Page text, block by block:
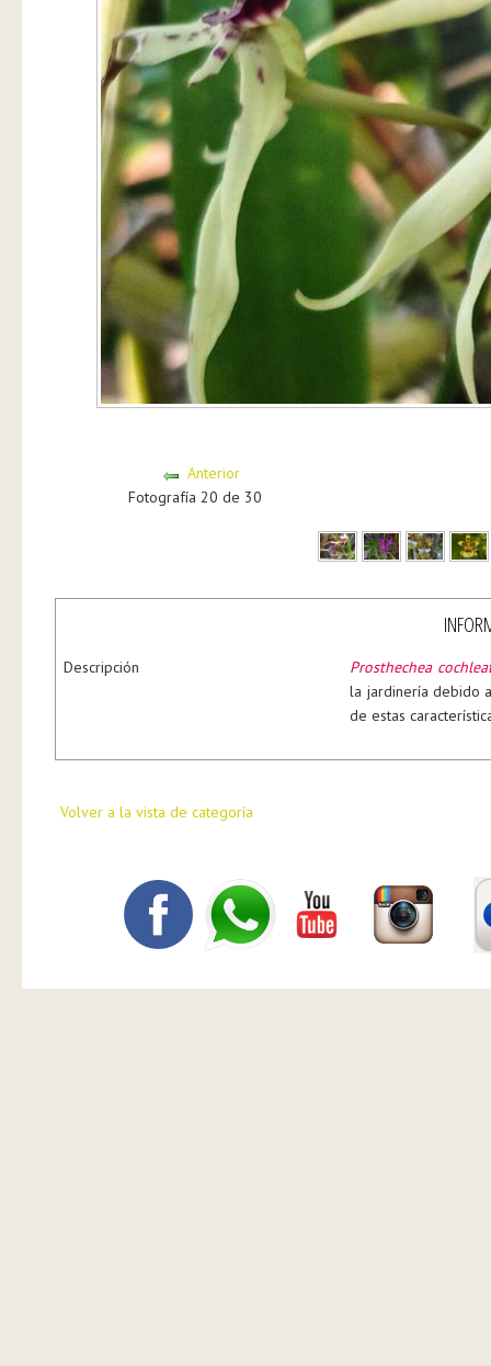
Anterior
Fotografía 20 de 30
Descripción
Prosthechea
la jardinería debido
de estas
Volver a la vista de categoría